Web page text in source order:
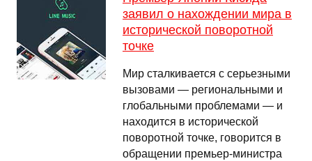
заявил о нахождении мира в
исторической поворотной
точке
Мир сталкивается с серьезными
вызовами — региональными и
глобальными проблемами — и
находится в исторической
поворотной точке, говорится в
обращении премьер-министра